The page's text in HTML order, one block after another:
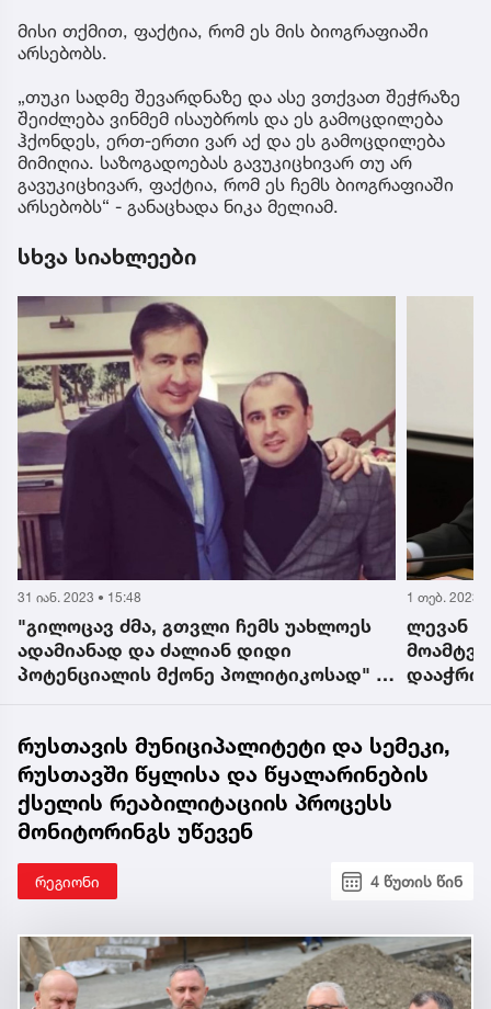
მისი თქმით, ფაქტია, რომ ეს მის ბიოგრაფიაში
არსებობს.
„თუკი სადმე შევარდნაზე და ასე ვთქვათ შეჭრაზე
შეიძლება ვინმემ ისაუბროს და ეს გამოცდილება
ჰქონდეს, ერთ-ერთი ვარ აქ და ეს გამოცდილება
მიმიღია. საზოგადოებას გავუკიცხივარ თუ არ
გავუკიცხივარ, ფაქტია, რომ ეს ჩემს ბიოგრაფიაში
არსებობს“ - განაცხადა ნიკა მელიამ.
სხვა სიახლეები
1 თებ. 2023 • 11:45
ლევან ხაბეიშვილი ვინმეს ხელებს
მოამტვრევს, ფეხებს თუ ყურზე ხახვს
დააჭრის, ამ საკითხებზე ადეკვატური
31 იან. 2023
რადგან
რუსთავის მუნიციპალიტეტი და სემეკი,
რუსთავში წყლისა და წყალარინების
ქსელის რეაბილიტაციის პროცესს
მონიტორინგს უწევენ
რეგიონი 4 წუთის წინ